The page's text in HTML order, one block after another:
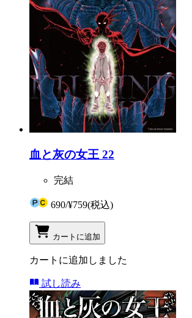
血と灰の女王 22
完結
690/¥759(税込)
カートに追加
カートに追加しました
試し読み